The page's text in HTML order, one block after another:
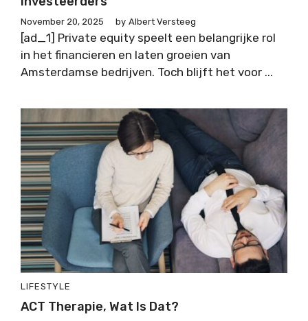
November 20, 2025 by Albert Versteeg
[ad_1] Private equity speelt een belangrijke rol
in het financieren en laten groeien van
Amsterdamse bedrijven. Toch blijft het voor ...
LIFESTYLE
ACT Therapie, Wat Is Dat?